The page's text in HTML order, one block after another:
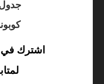
اشترك في